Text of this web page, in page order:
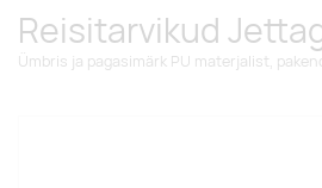
Reisitarvikud
Ümbris ja pagasimärk PU materjalist,